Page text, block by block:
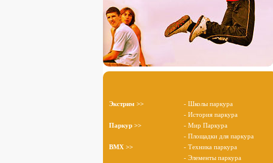
Экстрим >>
Паркур >>
BMX >>
- Школы паркура
- История паркура
- Мир Паркура
- Площадки для паркура
- Техника паркура
- Элементы паркура